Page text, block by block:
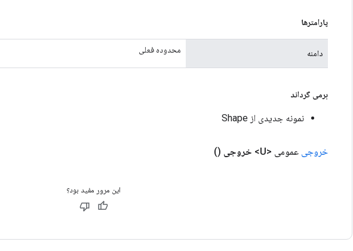
پارامترها
دامنه محدوده فعلی
برمی گرداند
نمونه جدیدی از Shape
خروجی عمومی <U> خروجی ()
این مرور مفید بود؟